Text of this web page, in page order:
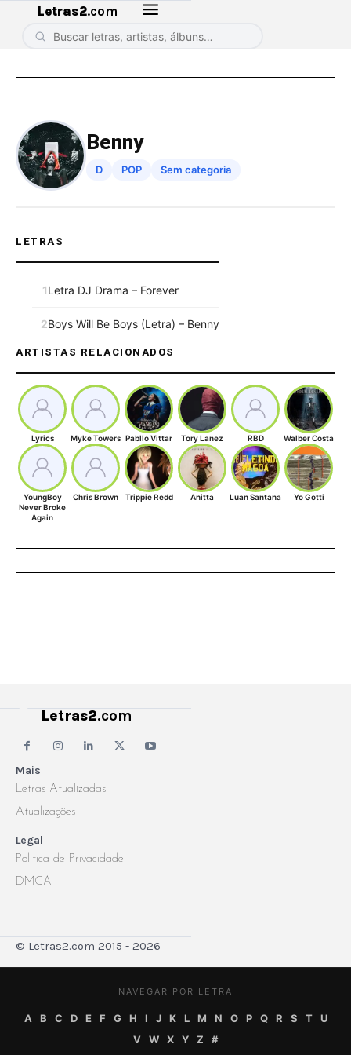
Letras2.com
Benny
D POP Sem categoria
LETRAS
1Letra DJ Drama – Forever
2Boys Will Be Boys (Letra) – Benny
ARTISTAS RELACIONADOS
Lyrics Myke Towers Pabllo Vittar Tory Lanez RBD Walber Costa
YoungBoy
Never Broke
Again
Chris Brown Trippie Redd Anitta Luan Santana Yo Gotti
Mais
Letras Atualizadas
Atualizações
Legal
Politica de Privacidade
DMCA
Letras2.com
© Letras2.com 2015 - 2026
NAVEGAR POR LETRA
A B C D E F G H I J K L M N O P Q R S T
U
V
W X Y Z #